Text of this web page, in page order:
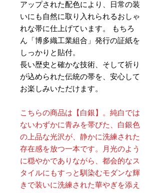
アップされた配色により、日常の装
いにも自然に取り入れられるおしゃ
れな帯に仕上げています。 もちろ
ん「博多織工業組合」発行の証紙を
しっかりと貼付。
長い歴史と確かな技術、そして祈り
が込められた伝統の帯を、安心して
お楽しみいただけます。
こちらの商品は【白銀】。純白では
ないわずかに青みを帯びた、白銀色
の上品な光沢が、静かに洗練された
存在感を放つ一本です。月光のよう
に穏やかでありながら、都会的なス
タイルにもすっと馴染むモダンな輝
きで装いに洗練された華やぎを添え